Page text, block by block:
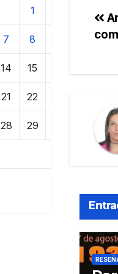
1
7 8
14 15
21 22
28 29